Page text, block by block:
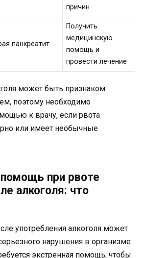
причин
панкреатит
Получить
медицинскую
помощь и
провести лечение
может быть признаком
поэтому необходимо
к врачу, если рвота
или имеет необычные
при рвоте
алкоголя: что
употребления алкоголя может
нарушения в организме.
экстренная помощь, чтобы